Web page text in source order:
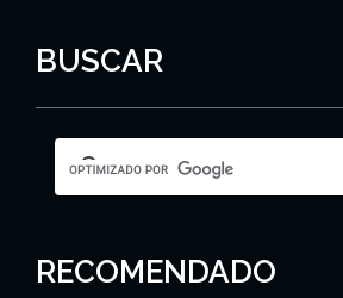
BUSCAR
RECOMENDADO